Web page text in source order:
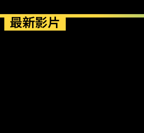
最新影片